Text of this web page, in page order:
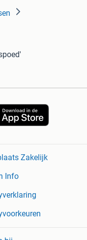
Zakelijk
Info